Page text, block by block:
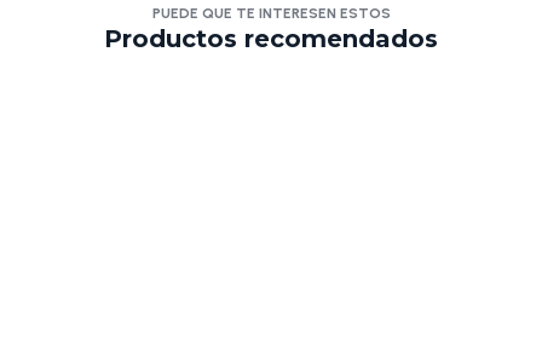
PUEDE QUE TE INTERESEN ESTOS
Productos recomendados